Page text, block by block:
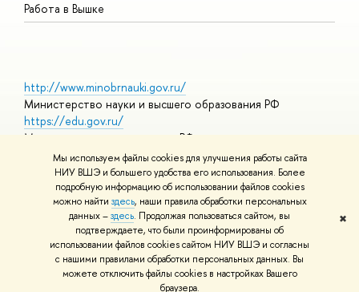
Мы используем файлы cookies для улучшения работы сайта
НИУ ВШЭ и большего удобства его использования. Более
подробную информацию об использовании файлов cookies
можно найти здесь, наши правила обработки персональных
данных –здесь. Продолжая пользоваться сайтом, вы
подтверждаете, что были проинформированы об
использовании файлов cookies сайтом НИУ ВШЭ и согласны
с нашими правилами обработки персональных данных. Вы
можете отключить файлы cookies в настройках Вашего
браузера.
✖
Работа в Вышке
http://www.minobrnauki.gov.ru/
Министерство науки и высшего образования РФ
https://edu.gov.ru/
Министерство просвещения РФ
https://elearning.hse.ru/mooc
Массовые открытые онлайн-курсы
© НИУ ВШЭ 1993–2026 Адреса и контактыУсловия
использования материалов Политика конфиденциальности
Шрифты HSE Sans и HSE Slab разработаны вШколе дизайна НИУ